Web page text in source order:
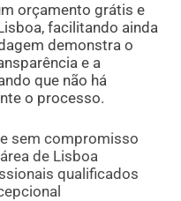
orçamento grátis e
facilitando ainda
demonstra o
e a
que não há
o processo.
sem compromisso
de Lisboa
qualificados